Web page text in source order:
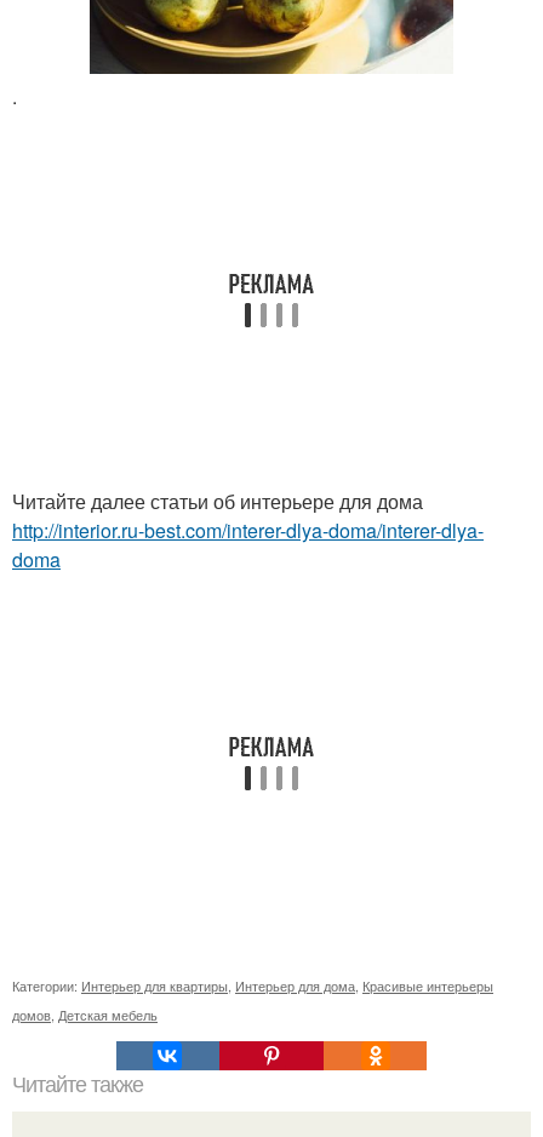
.
Читайте далее статьи об интерьере для дома
http://interior.ru-best.com/interer-dlya-doma/interer-dlya-
doma
Категории: Интерьер для квартиры, Интерьер для дома, Красивые интерьеры
домов, Детская мебель
Читайте также